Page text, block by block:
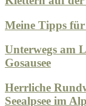
Meine Tipps für
Unterwegs am
Gosausee
Herrliche
Seealpsee im